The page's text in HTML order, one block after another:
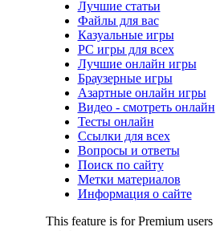
Лучшие статьи
Файлы для вас
Казуальные игры
PC игры для всех
Лучшие онлайн игры
Браузерные игры
Азартные онлайн игры
Видео - смотреть онлайн
Тесты онлайн
Ссылки для всех
Вопросы и ответы
Поиск по сайту
Метки материалов
Информация о сайте
This feature is for Premium users